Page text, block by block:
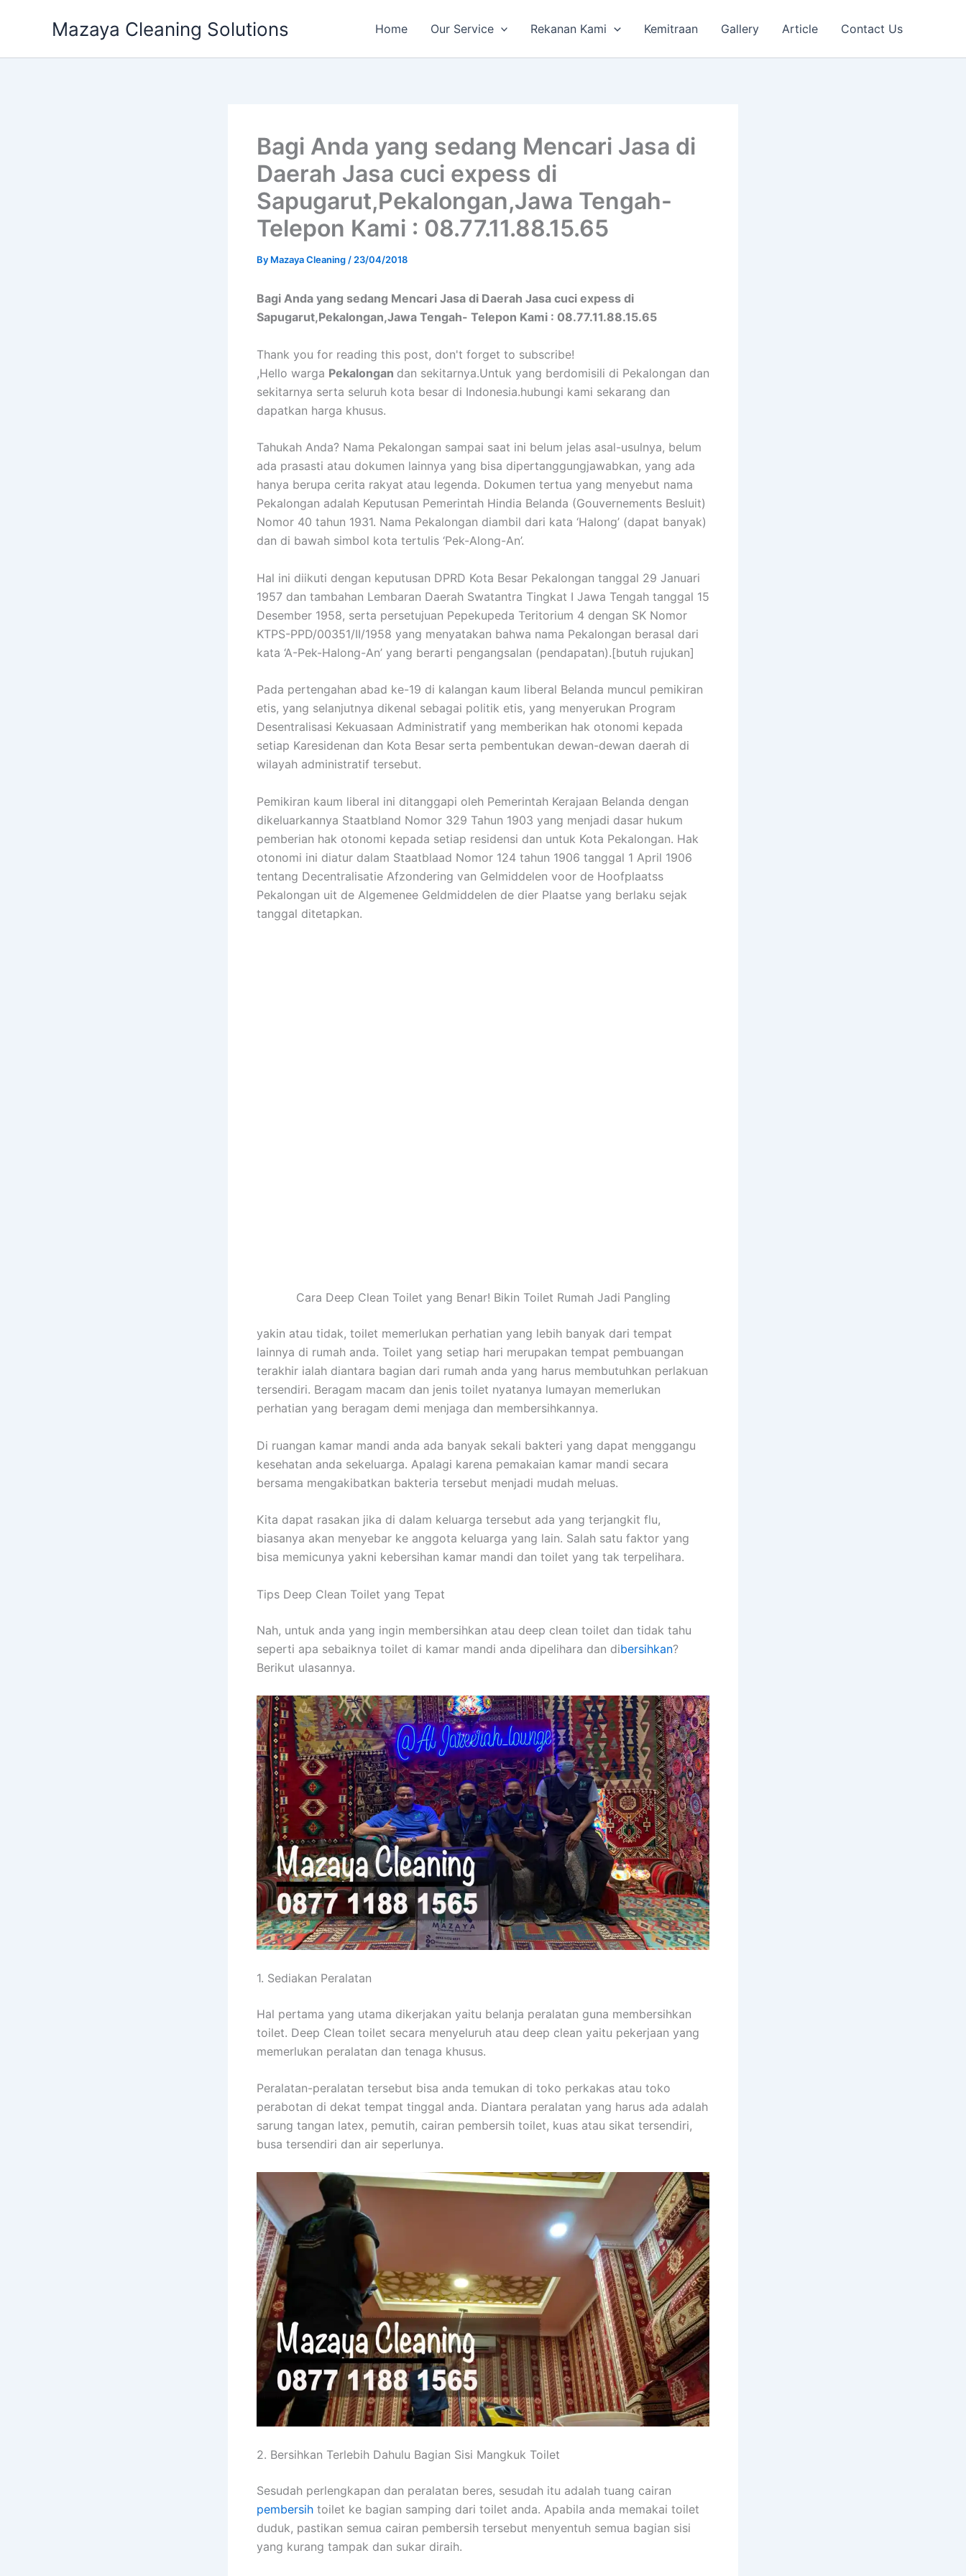
Mazaya Cleaning Solutions Home Our Service Rekanan Kami Kemitraan Gallery Article Contact Us
Bagi Anda yang sedang Mencari Jasa di
Daerah Jasa cuci expess di
Sapugarut,Pekalongan,Jawa Tengah-
Telepon Kami : 08.77.11.88.15.65
By Mazaya Cleaning / 23/04/2018
Bagi Anda yang sedang Mencari Jasa di Daerah Jasa cuci expess di
Sapugarut,Pekalongan,Jawa Tengah- Telepon Kami : 08.77.11.88.15.65
Thank you for reading this post, don't forget to subscribe!
,Hello warga Pekalongan dan sekitarnya.Untuk yang berdomisili di Pekalongan dan
sekitarnya serta seluruh kota besar di Indonesia.hubungi kami sekarang dan
dapatkan harga khusus.
Tahukah Anda? Nama Pekalongan sampai saat ini belum jelas asal-usulnya, belum
ada prasasti atau dokumen lainnya yang bisa dipertanggungjawabkan, yang ada
hanya berupa cerita rakyat atau legenda. Dokumen tertua yang menyebut nama
Pekalongan adalah Keputusan Pemerintah Hindia Belanda (Gouvernements Besluit)
Nomor 40 tahun 1931. Nama Pekalongan diambil dari kata ‘Halong’ (dapat banyak)
dan di bawah simbol kota tertulis ‘Pek-Along-An’.
Hal ini diikuti dengan keputusan DPRD Kota Besar Pekalongan tanggal 29 Januari
1957 dan tambahan Lembaran Daerah Swatantra Tingkat I Jawa Tengah tanggal 15
Desember 1958, serta persetujuan Pepekupeda Teritorium 4 dengan SK Nomor
KTPS-PPD/00351/II/1958 yang menyatakan bahwa nama Pekalongan berasal dari
kata ‘A-Pek-Halong-An’ yang berarti pengangsalan (pendapatan).[butuh rujukan]
Pada pertengahan abad ke-19 di kalangan kaum liberal Belanda muncul pemikiran
etis, yang selanjutnya dikenal sebagai politik etis, yang menyerukan Program
Desentralisasi Kekuasaan Administratif yang memberikan hak otonomi kepada
setiap Karesidenan dan Kota Besar serta pembentukan dewan-dewan daerah di
wilayah administratif tersebut.
Pemikiran kaum liberal ini ditanggapi oleh Pemerintah Kerajaan Belanda dengan
dikeluarkannya Staatbland Nomor 329 Tahun 1903 yang menjadi dasar hukum
pemberian hak otonomi kepada setiap residensi dan untuk Kota Pekalongan. Hak
otonomi ini diatur dalam Staatblaad Nomor 124 tahun 1906 tanggal 1 April 1906
tentang Decentralisatie Afzondering van Gelmiddelen voor de Hoofplaatss
Pekalongan uit de Algemenee Geldmiddelen de dier Plaatse yang berlaku sejak
tanggal ditetapkan.
Cara Deep Clean Toilet yang Benar! Bikin Toilet Rumah Jadi Pangling
yakin atau tidak, toilet memerlukan perhatian yang lebih banyak dari tempat
lainnya di rumah anda. Toilet yang setiap hari merupakan tempat pembuangan
terakhir ialah diantara bagian dari rumah anda yang harus membutuhkan perlakuan
tersendiri. Beragam macam dan jenis toilet nyatanya lumayan memerlukan
perhatian yang beragam demi menjaga dan membersihkannya.
Di ruangan kamar mandi anda ada banyak sekali bakteri yang dapat menggangu
kesehatan anda sekeluarga. Apalagi karena pemakaian kamar mandi secara
bersama mengakibatkan bakteria tersebut menjadi mudah meluas.
Kita dapat rasakan jika di dalam keluarga tersebut ada yang terjangkit flu,
biasanya akan menyebar ke anggota keluarga yang lain. Salah satu faktor yang
bisa memicunya yakni kebersihan kamar mandi dan toilet yang tak terpelihara.
Tips Deep Clean Toilet yang Tepat
Nah, untuk anda yang ingin membersihkan atau deep clean toilet dan tidak tahu
seperti apa sebaiknya toilet di kamar mandi anda dipelihara dan dibersihkan?
Berikut ulasannya.
1. Sediakan Peralatan
Hal pertama yang utama dikerjakan yaitu belanja peralatan guna membersihkan
toilet. Deep Clean toilet secara menyeluruh atau deep clean yaitu pekerjaan yang
memerlukan peralatan dan tenaga khusus.
Peralatan-peralatan tersebut bisa anda temukan di toko perkakas atau toko
perabotan di dekat tempat tinggal anda. Diantara peralatan yang harus ada adalah
sarung tangan latex, pemutih, cairan pembersih toilet, kuas atau sikat tersendiri,
busa tersendiri dan air seperlunya.
2. Bersihkan Terlebih Dahulu Bagian Sisi Mangkuk Toilet
Sesudah perlengkapan dan peralatan beres, sesudah itu adalah tuang cairan
pembersih toilet ke bagian samping dari toilet anda. Apabila anda memakai toilet
duduk, pastikan semua cairan pembersih tersebut menyentuh semua bagian sisi
yang kurang tampak dan sukar diraih.